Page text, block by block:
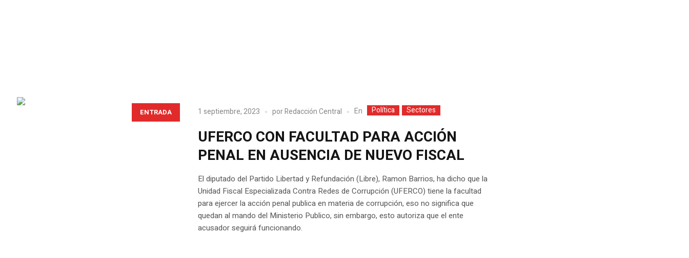
ENTRADA 1 septiembre, 2023 porRedacción Central En Política Sectores
UFERCO CON FACULTAD PARA ACCIÓN
PENAL EN AUSENCIA DE NUEVO FISCAL
El diputado del Partido Libertad y Refundación (Libre), Ramon Barrios, ha dicho que la
Unidad Fiscal Especializada Contra Redes de Corrupción (UFERCO) tiene la facultad
para ejercer la acción penal publica en materia de corrupción, eso no significa que
quedan al mando del Ministerio Publico, sin embargo, esto autoriza que el ente
acusador seguirá funcionando.